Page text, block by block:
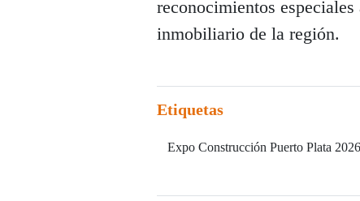
reconocimientos
inmobiliario de la región.
Etiquetas
Expo Construcción Puerto Plata 2026